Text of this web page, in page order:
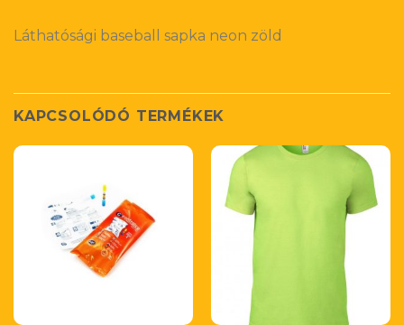
Láthatósági baseball sapka neon zöld
KAPCSOLÓDÓ TERMÉKEK